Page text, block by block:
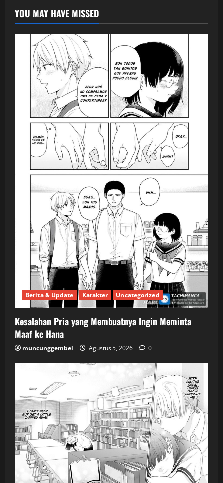
YOU MAY HAVE MISSED
Berita & Update Karakter Uncategorized
Kesalahan Pria yang Membuatnya Ingin Meminta
Maaf ke Hana
muncunggembel Agustus 5, 2026 0